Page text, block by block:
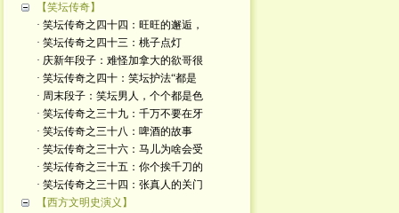
【笑坛传奇】
· 笑坛传奇之四十四：旺旺的邂逅，
· 笑坛传奇之四十三：桃子点灯
· 庆新年段子：难怪加拿大的欲哥很
· 笑坛传奇之四十：笑坛护法“都是
· 周末段子：笑坛男人，个个都是色
· 笑坛传奇之三十九：千万不要在牙
· 笑坛传奇之三十八：啤酒的故事
· 笑坛传奇之三十六：马儿为啥会受
· 笑坛传奇之三十五：你个挨千刀的
· 笑坛传奇之三十四：张真人的关门
【西方文明史演义】